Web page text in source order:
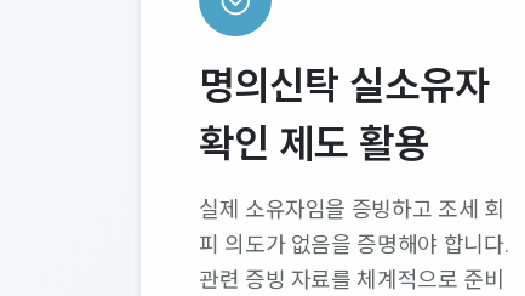
명의신탁 실소유자
확인 제도 활용
실제 소유자임을 증빙하고 조세 회
피 의도가 없음을 증명해야 합니다.
관련 증빙 자료를 체계적으로 준비